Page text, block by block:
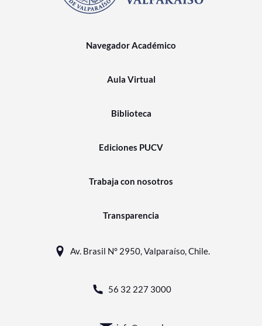
Navegador Académico
Aula Virtual
Biblioteca
Ediciones PUCV
Trabaja con nosotros
Transparencia
Av. Brasil N° 2950, Valparaíso, Chile.
56 32 227 3000